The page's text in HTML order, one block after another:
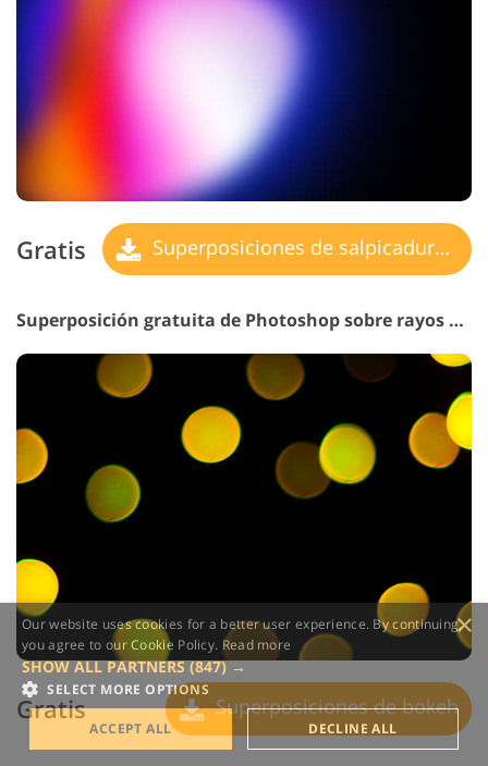
Gratis Superposiciones de salpicaduras de sol
Superposición gratuita de Photoshop sobre rayos de sol n.° 32 "Bokeh"
Gratis Superposiciones de bokeh
×
Our website uses cookies for a better user experience. By continuing,
you agree to our Cookie Policy. Read more
SHOW ALL PARTNERS(847) →
SELECT MORE OPTIONS
ACCEPT ALL DECLINE ALL